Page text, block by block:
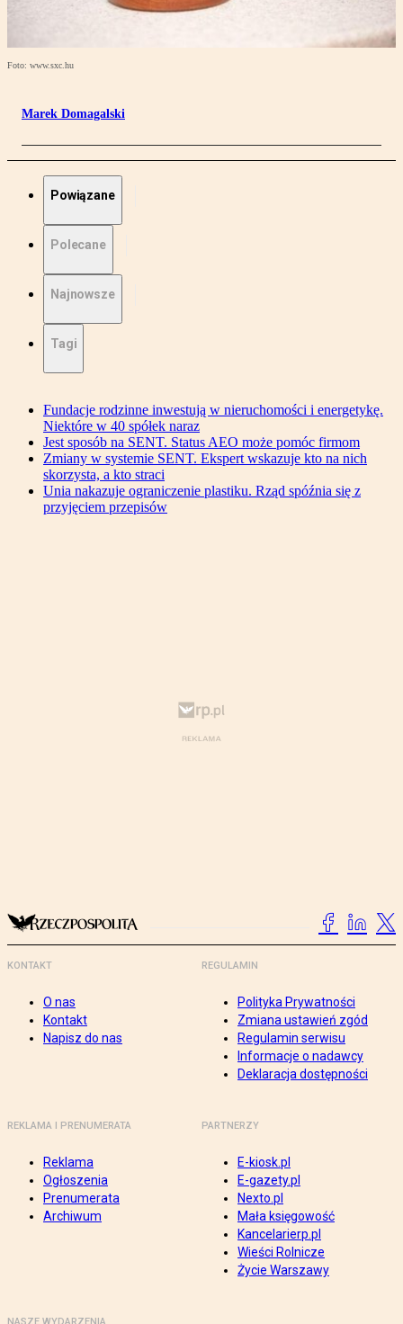
Foto: www.sxc.hu
Marek Domagalski
Powiązane
Polecane
Najnowsze
Tagi
Fundacje rodzinne inwestują w nieruchomości i energetykę.
Niektóre w 40 spółek naraz
Jest sposób na SENT. Status AEO może pomóc firmom
Zmiany w systemie SENT. Ekspert wskazuje kto na nich
skorzysta, a kto straci
Unia nakazuje ograniczenie plastiku. Rząd spóźnia się z
przyjęciem przepisów
KONTAKT
O nas
Kontakt
Napisz do nas
REGULAMIN
Polityka Prywatności
Zmiana ustawień zgód
Regulamin serwisu
Informacje o nadawcy
Deklaracja dostępności
REKLAMA I PRENUMERATA
Reklama
Ogłoszenia
Prenumerata
Archiwum
PARTNERZY
E-kiosk.pl
E-gazety.pl
Nexto.pl
Mała księgowość
Kancelarierp.pl
Wieści Rolnicze
Życie Warszawy